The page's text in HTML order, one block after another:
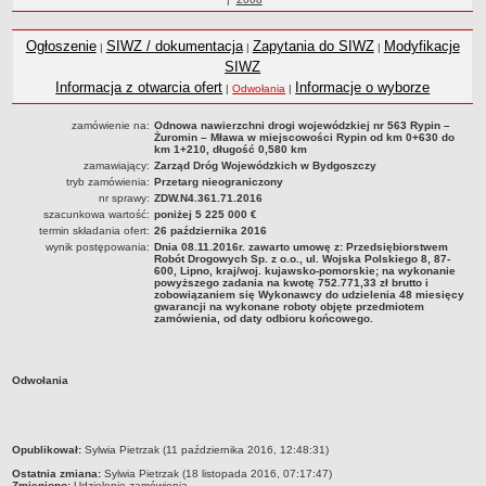
Statut
Nadzór nad ZDW
Struktura organizacyjna
Schemat organizacyjny
Inspektor Ochrony Danych
Zgłoszenia zewnętrzne
PRACA W ZDW
Ogłoszenia o pracę
Wyniki naborów
POZWOLENIA I DECYZJE
Uzgodnienie lokalizacji / przebudowy zjazdu
Zezwolenie na umieszczenie urządzeń infrastruktury technicznej
innych obiektów, reklam
roku
Ogłoszenie| SIWZ / dokumentacja| Zapytania do SIWZ | Modyfikacje
SIWZ
Informacja z otwarcia ofert |Odwołania | Informacje o wyborze
zamówienie na: Odnowa nawierzchni drogi wojewódzkiej nr 563 Rypin –
Żuromin – Mława w miejscowości Rypin od km 0+630 do
km 1+210, długość 0,580 km
zamawiający: Zarząd Dróg Wojewódzkich w Bydgoszczy
tryb zamówienia: Przetarg nieograniczony
nr sprawy: ZDW.N4.361.71.2016
szacunkowa wartość: poniżej 5 225 000 €
termin składania ofert: 26 października 2016
wynik postępowania: Dnia 08.11.2016r. zawarto umowę z: Przedsiębiorstwem
Robót Drogowych Sp. z o.o., ul. Wojska Polskiego 8, 87-
600, Lipno, kraj/woj. kujawsko-pomorskie; na wykonanie
powyższego zadania na kwotę 752.771,33 zł brutto i
zobowiązaniem się Wykonawcy do udzielenia 48 miesięcy
gwarancji na wykonane roboty objęte przedmiotem
zamówienia, od daty odbioru końcowego.
Odwołania
metryczka
Opublikował: Sylwia Pietrzak (11 października 2016, 12:48:31)
Ostatnia zmiana: Sylwia Pietrzak (18 listopada 2016, 07:17:47)